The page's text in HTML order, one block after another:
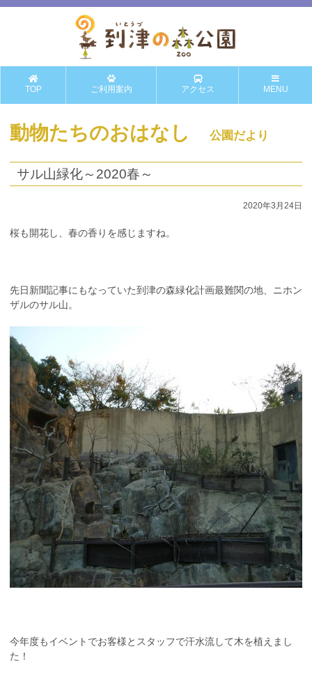
TOP ご利用案内 アクセス MENU
動物たちのおはなし 公園だより
サル山緑化～2020春～
2020年3月24日
桜も開花し、春の香りを感じますね。
先日新聞記事にもなっていた到津の森緑化計画最難関の地、ニホン
ザルのサル山。
今年度もイベントでお客様とスタッフで汗水流して木を植えまし
た！